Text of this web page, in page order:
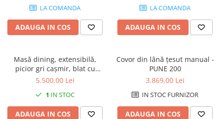
Scaune de bar / insula
Scaune exterior
Mobila hol
Cuiere
Oglinzi hol
Suport Umbrele
Console hol
Decoratiuni interioare
LA COMANDA
ADAUGA IN COS
LA COMANDA
ADAUGA IN COS
Masă dining, extensibilă,
picior gri cașmir, blat cu
aspect de nuc - CALMA
5.500,00 Lei
1 IN STOC
ADAUGA IN COS
Covor din lână țesut manual -
PUNE 200
3.869,00 Lei
IN STOC FURNIZOR
ADAUGA IN COS